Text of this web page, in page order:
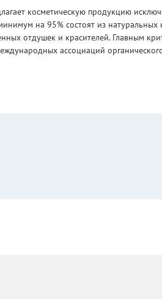
косметическую продукцию
на 95% состоят из
отдушек и красителей. Главным
ассоциаций